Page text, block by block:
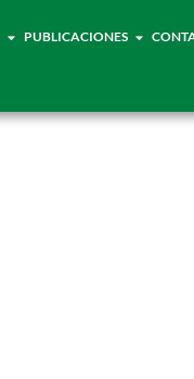
PUBLICACIONES